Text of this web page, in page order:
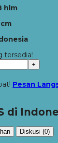
hlm
tersedia!
+
Pesan
di
Diskusi (0)